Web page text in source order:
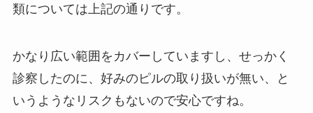
類については上記の通りです。
かなり広い範囲をカバーしていますし、せっかく
診察したのに、好みのピルの取り扱いが無い、と
いうようなリスクもないので安心ですね。